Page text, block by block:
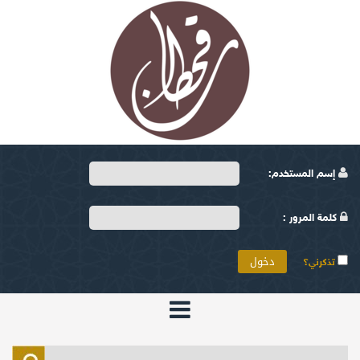
إسم المستخدم:
كلمة المرور :
تذكرني؟